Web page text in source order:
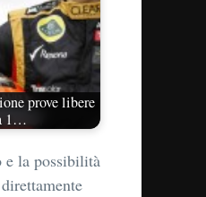
prove libere
1…
e la possibilità